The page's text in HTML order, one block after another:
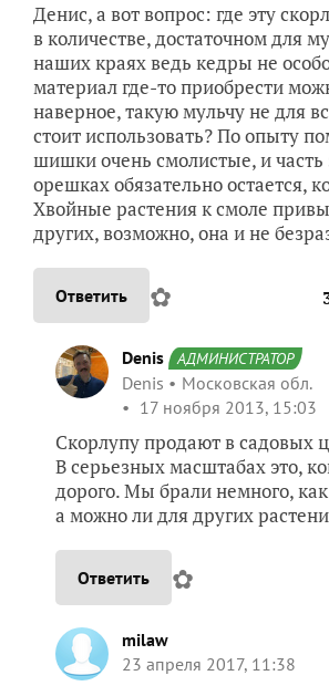
Денис, а вот вопрос: где эту
в количестве, достаточном для
наших краях ведь кедры не
материал где-то приобрести
наверное, такую мульчу не для
стоит использовать? По опыту
шишки очень смолистые, и часть
орешках обязательно остается,
Хвойные растения к смоле
других, возможно, она и не
Ответить ✿
Denis АДМИНИСТРАТОР
Denis
Московская обл.
17 ноября 2013, 15:03
Скорлупу продают в садовых
В серьезных масштабах это,
дорого. Мы брали немного,
а можно ли для других
Ответить ✿
milaw
23 апреля 2017, 11:38